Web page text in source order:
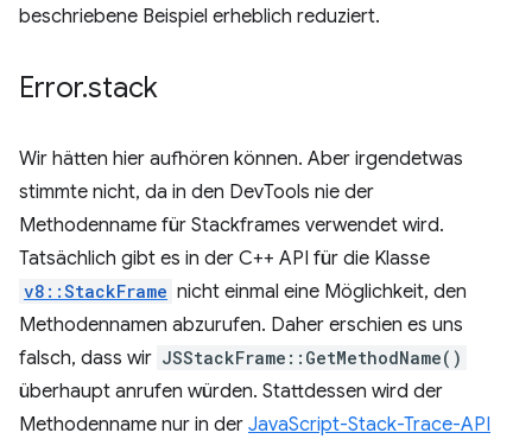
beschriebene Beispiel erheblich reduziert.
Error.stack
Wir hätten hier aufhören können. Aber irgendetwas
stimmte nicht, da in den DevTools nie der
Methodenname für Stackframes verwendet wird.
Tatsächlich gibt es in der C++ API für die Klasse
v8::StackFrame nicht einmal eine Möglichkeit, den
Methodennamen abzurufen. Daher erschien es uns
falsch, dass wir JSStackFrame::GetMethodName()
überhaupt anrufen würden. Stattdessen wird der
Methodenname nur in der JavaScript-Stack-Trace-API